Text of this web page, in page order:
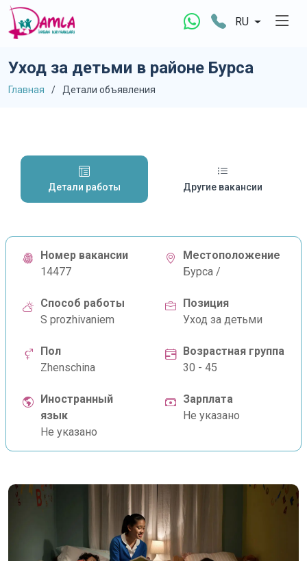
RU
Уход за детьми в районе Бурса
Главная Детали объявления
Детали работы Другие вакансии
Номер вакансии
14477
Местоположение
Бурса /
Способ работы
S prozhivaniem
Позиция
Уход за детьми
Пол
Zhenschina
Возрастная группа
30 - 45
Иностранный
язык
Не указано
Зарплата
Не указано